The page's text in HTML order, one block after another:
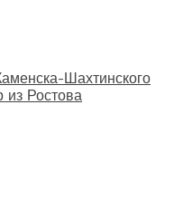
Шахтинского
из Ростова